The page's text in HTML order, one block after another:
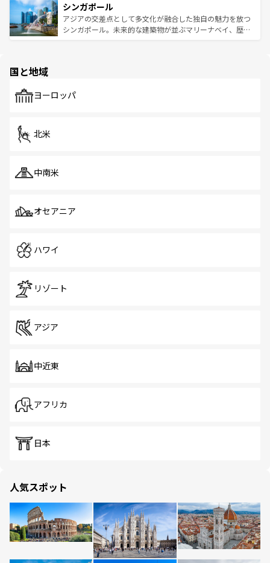
参照してほしい。
激する。気候は一年中温暖で、どの季節にも異なる楽しみ
が待っている。親しみやすいタイの人々、仏教を中心とし
た文化、そして多様な観光資源が、訪れる旅人を魅了し続
み、どこを訪れても感動するはず。観光スポットが密集し
ており、効率よく見どころを回れるのも魅力。息をのむよ
うな絶景から文化的な体験まで、香港を存分に楽しみ尽く
シンガポール
アジアの交差点として多文化が融合した独自の魅力を放つ
シンガポール。未来的な建築物が並ぶマリーナベイ、歴史
で、ホーカーズは地元の風情を楽しめる外せないスポット
国と地域
ヨーロッパ
北米
中南米
オセアニア
ハワイ
リゾート
アジア
中近東
アフリカ
日本
人気スポット